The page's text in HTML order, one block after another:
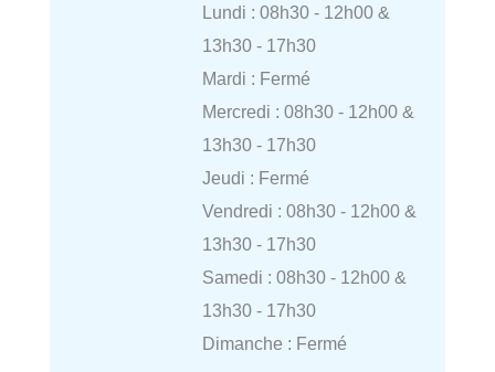
Lundi : 08h30 - 12h00 &
13h30 - 17h30
Mardi : Fermé
Mercredi : 08h30 - 12h00 &
13h30 - 17h30
Jeudi : Fermé
Vendredi : 08h30 - 12h00 &
13h30 - 17h30
Samedi : 08h30 - 12h00 &
13h30 - 17h30
Dimanche : Fermé